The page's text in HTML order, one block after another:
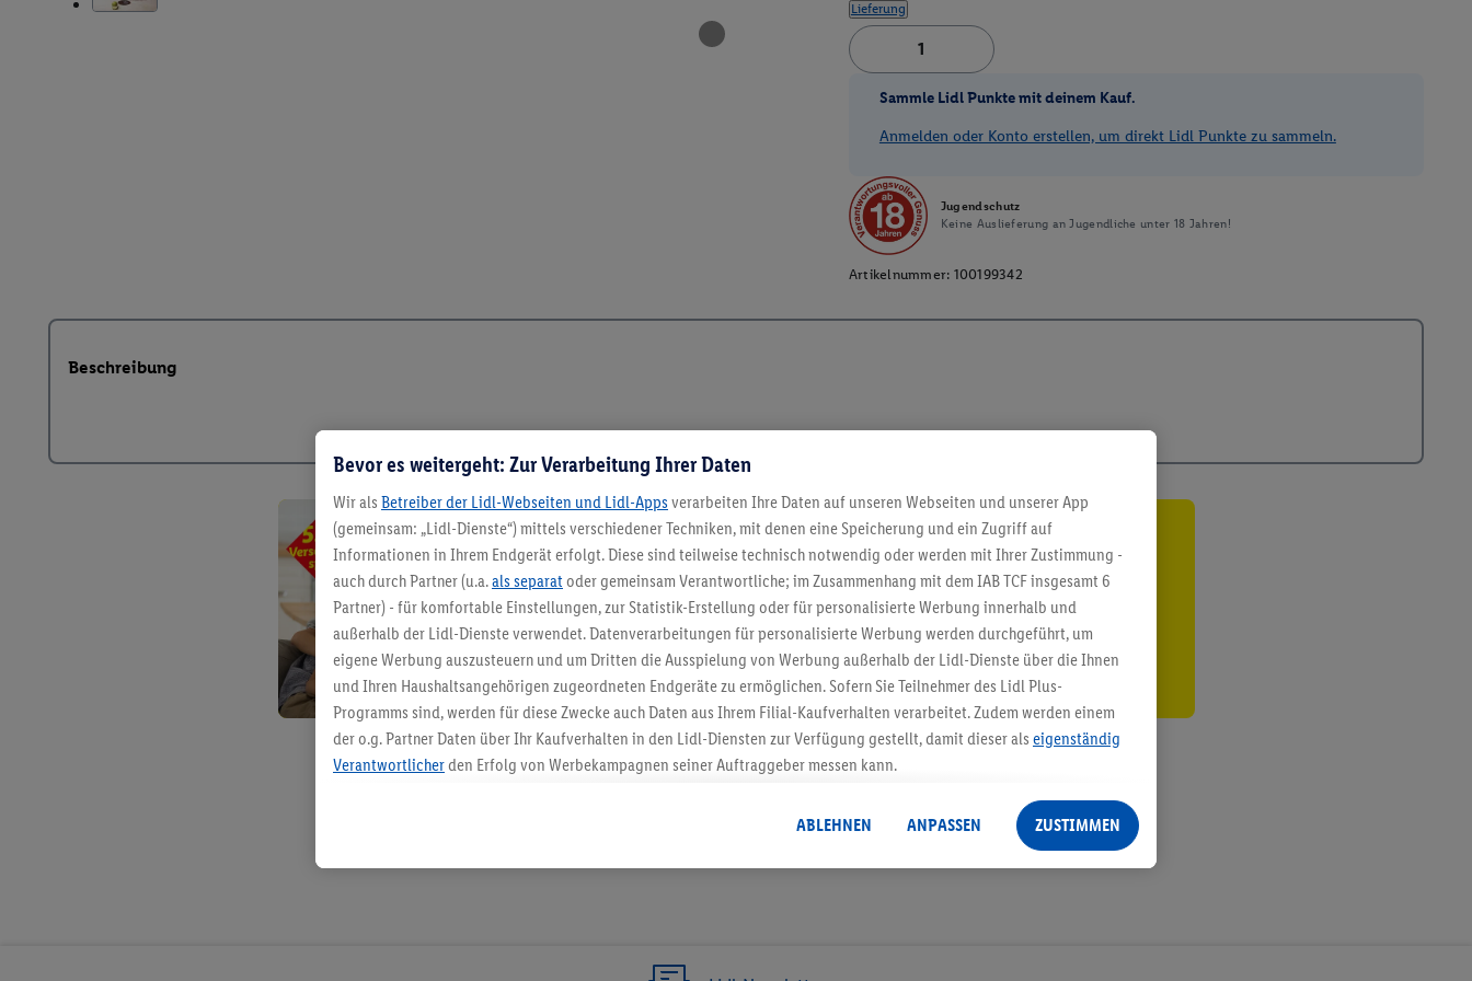
Lieferung
Sammle Lidl Punkte mit deinem Kauf.
Anmelden oder Konto erstellen, um direkt Lidl Punkte zu sammeln.
Jugendschutz
Keine Auslieferung an Jugendliche unter 18 Jahren!
Artikelnummer: 100199342
Beschreibung
5.95 € Versand sparen³²ᵃ
Jetzt zum Newsletter anmelden
Gutschein sichern!
Bevor es weitergeht: Zur Verarbeitung Ihrer Daten
Wir als Betreiber der Lidl-Webseiten und Lidl-Apps verarbeiten Ihre Daten auf unseren Webseiten und unserer App
(gemeinsam: „Lidl-Dienste“) mittels verschiedener Techniken, mit denen eine Speicherung und ein Zugriff auf
Informationen in Ihrem Endgerät erfolgt. Diese sind teilweise technisch notwendig oder werden mit Ihrer Zustimmung -
auch durch Partner (u.a.als separat oder gemeinsam Verantwortliche; im Zusammenhang mit dem IAB TCF insgesamt 6
Partner) - für komfortable Einstellungen, zur Statistik-Erstellung oder für personalisierte Werbung innerhalb und
außerhalb der Lidl-Dienste verwendet. Datenverarbeitungen für personalisierte Werbung werden durchgeführt, um
eigene Werbung auszusteuern und um Dritten die Ausspielung von Werbung außerhalb der Lidl-Dienste über die Ihnen
und Ihren Haushaltsangehörigen zugeordneten Endgeräte zu ermöglichen. Sofern Sie Teilnehmer des Lidl Plus-
Programms sind, werden für diese Zwecke auch Daten aus Ihrem Filial-Kaufverhalten verarbeitet. Zudem werden einem
der o.g. Partner Daten über Ihr Kaufverhalten in den Lidl-Diensten zur Verfügung gestellt, damit dieser als eigenständig
Verantwortlicherden Erfolg von Werbekampagnen seiner Auftraggeber messen kann.
angereicherten Profilen. Dies umfasst die Zusammenführung von Daten (z.B. über Ihre Nutzung der Lidl-Dienste, Ihr
Kaufverhalten in den Lidl-Diensten, Informationen aus Ihrem Kundenkonto - z.B. Alter oder Geschlecht - sowie Ihre
genauen Standortdaten) auch über verschiedene Endgeräte und Lidl-Dienste hinweg einschließlich dem Speichern von
Sicherung und Optimierung dieser Werbeausspielungen.
ABLEHNEN ANPASSEN ZUSTIMMEN